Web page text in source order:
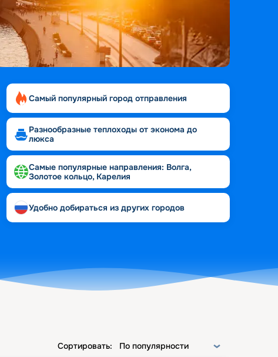
Самый популярный город отправления
Разнообразные теплоходы от эконома до
люкса
Самые популярные направления: Волга,
Золотое кольцо, Карелия
Удобно добираться из других городов
Сортировать: По популярности